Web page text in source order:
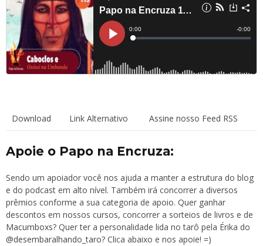
Download Link Alternativo Assine nosso Feed RSS
Apoie o Papo na Encruza:
Sendo um apoiador você nos ajuda a manter a estrutura do blog
e do podcast em alto nível. Também irá concorrer a diversos
prêmios conforme a sua categoria de apoio. Quer ganhar
descontos em nossos cursos, concorrer a sorteios de livros e de
Macumboxs? Quer ter a personalidade lida no tarô pela Érika do
@desembaralhando_taro? Clica abaixo e nos apoie! =)